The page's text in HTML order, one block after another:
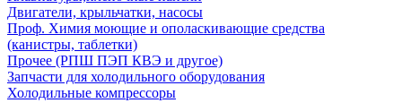
Двигатели, крыльчатки, насосы
Проф. Химия моющие и ополаскивающие средства
(канистры, таблетки)
Прочее (РПШ ПЭП КВЭ и другое)
Запчасти для холодильного оборудования
Холодильные компрессоры